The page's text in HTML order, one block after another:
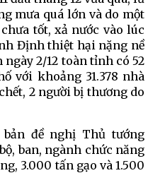
mưa quá lớn và do một
tốt, xả nước vào lúc
Định thiệt hại nặng nề
2/12 toàn tỉnh có 52
với khoảng 31.378 nhà
2 người bị thương do
đề nghị Thủ tướng
ban, ngành chức năng
3.000 tấn gạo và 1.500